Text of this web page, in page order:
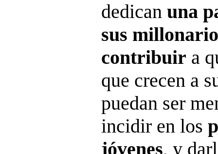
dedican una
sus
contribuir a
que crecen a
puedan ser
incidir en los
jóvenes, y